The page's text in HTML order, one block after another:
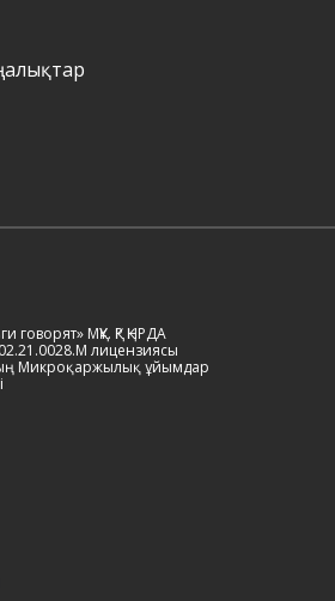
МҚҰ. ҚР ҚНРДА
лицензиясы
Микроқаржылық ұйымдар